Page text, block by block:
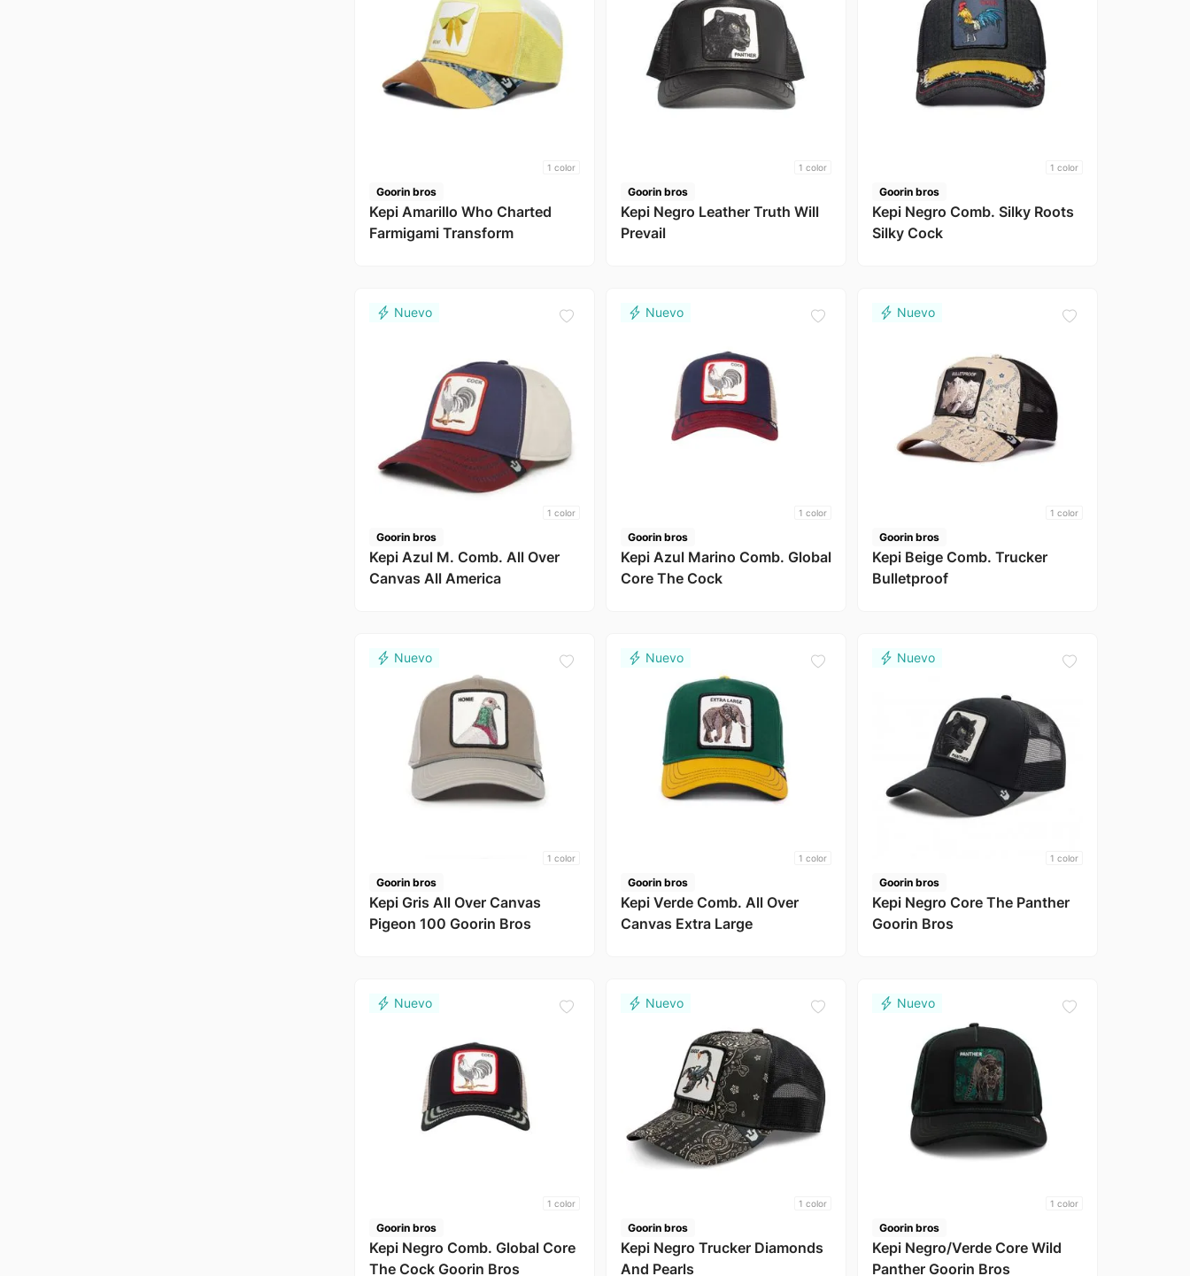
1 color
Goorin bros
Kepi Amarillo Who Charted
Farmigami Transform
1 color
Goorin bros
Kepi Negro Leather Truth Will
Prevail
1 color
Goorin bros
Kepi Negro Comb. Silky Roots
Silky Cock
1 color
Goorin bros
Kepi Azul M. Comb. All Over
Canvas All America
1 color
Goorin bros
Kepi Azul Marino Comb. Global
Core The Cock
1 color
Goorin bros
Kepi Beige Comb. Trucker
Bulletproof
1 color
Goorin bros
Kepi Gris All Over Canvas
Pigeon 100 Goorin Bros
1 color
Goorin bros
Kepi Verde Comb. All Over
Canvas Extra Large
1 color
Goorin bros
Kepi Negro Core The Panther
Goorin Bros
1 color
Goorin bros
Kepi Negro Comb. Global Core
The Cock Goorin Bros
1 color
Goorin bros
Kepi Negro Trucker Diamonds
And Pearls
1 color
Goorin bros
Kepi Negro/Verde Core Wild
Panther Goorin Bros